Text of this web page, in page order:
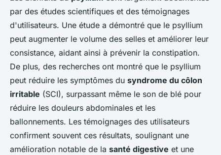
par des études scientifiques et des témoignages
d'utilisateurs. Une étude a démontré que le psyllium
peut augmenter le volume des selles et améliorer leur
consistance, aidant ainsi à prévenir la constipation.
De plus, des recherches ont montré que le psyllium
peut réduire les symptômes du syndrome du côlon
irritable (SCI), surpassant même le son de blé pour
réduire les douleurs abdominales et les
ballonnements. Les témoignages des utilisateurs
confirment souvent ces résultats, soulignant une
amélioration notable de la santé digestive et une